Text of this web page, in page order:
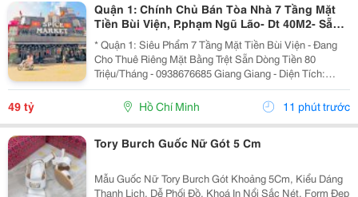
Quận 1: Chính Chủ Bán Tòa Nhà 7 Tầng Mặt
Tiền Bùi Viện, P.phạm Ngũ Lão- Dt 40M2- Sẵn
Hdt Riêng Tầng Trệt 80Tr/Th- Vị Trí Vip Nhất
Tại
* Quận 1: Siêu Phẩm 7 Tầng Mặt Tiền Bùi Viện - Đang
Cho Thuê Riêng Mặt Bằng Trệt Sẵn Dòng Tiền 80
Triệu/Tháng - 0938676685 Giang Giang - Diện Tích:
38M2 - Ngang 2,85M Nở Hậu 5,55M * 11M. - Kết Cấu: 7
Tầng - Sân Thượng - Sẵn 11 Phòng Dịch Vụ - 12...
49 tỷ Hồ Chí Minh 11 phút trước
Tory Burch Guốc Nữ Gót 5 Cm
Mẫu Guốc Nữ Tory Burch Gót Khoảng 5Cm, Kiểu Dáng
Thanh Lịch, Dễ Phối Đồ. Khoá In Nổi Sắc Nét, Form Đẹp